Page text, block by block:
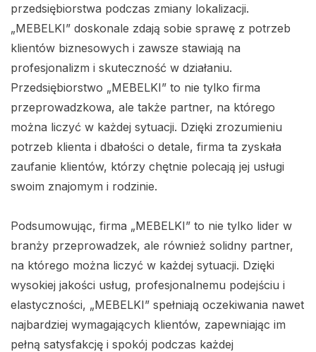
przedsiębiorstwa podczas zmiany lokalizacji.
„MEBELKI” doskonale zdają sobie sprawę z potrzeb
klientów biznesowych i zawsze stawiają na
profesjonalizm i skuteczność w działaniu.
Przedsiębiorstwo „MEBELKI” to nie tylko firma
przeprowadzkowa, ale także partner, na którego
można liczyć w każdej sytuacji. Dzięki zrozumieniu
potrzeb klienta i dbałości o detale, firma ta zyskała
zaufanie klientów, którzy chętnie polecają jej usługi
swoim znajomym i rodzinie.
Podsumowując, firma „MEBELKI” to nie tylko lider w
branży przeprowadzek, ale również solidny partner,
na którego można liczyć w każdej sytuacji. Dzięki
wysokiej jakości usług, profesjonalnemu podejściu i
elastyczności, „MEBELKI” spełniają oczekiwania nawet
najbardziej wymagających klientów, zapewniając im
pełną satysfakcję i spokój podczas każdej